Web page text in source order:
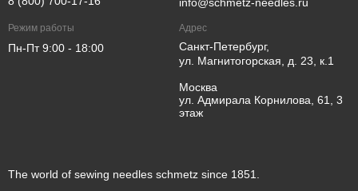
The world of sewing needles schmetz since 1851.
info@schmetz-needles.ru
Режим работы
Пн-Пт 9:00 - 18:00
Адрес
Санкт-Петербург,
ул. Магнитогорская, д. 23, к.1
Москва
ул. Адмирала Корнилова, 61, 3
этаж